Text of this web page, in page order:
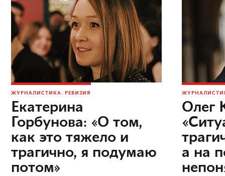
ЖУРНАЛИСТИКА: РЕВИЗИЯ
Екатерина
Горбунова: «О том,
как это тяжело и
трагично, я подумаю
потом»
Олег
а на